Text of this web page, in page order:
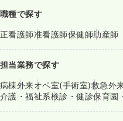
職種で探す
正看護師准看護師保健師助産師
担当業務で探す
病棟外来オペ室(手術室)救急外
介護・福祉系検診・健診保育園